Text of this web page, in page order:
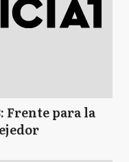
Frente para la